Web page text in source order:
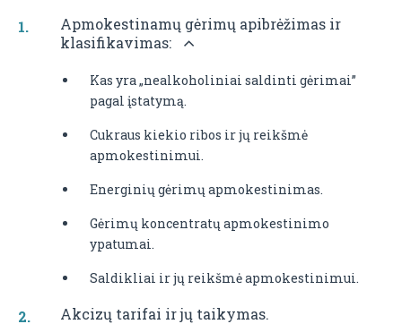
Apmokestinamų gėrimų apibrėžimas ir
klasifikavimas:
Kas yra „nealkoholiniai saldinti gėrimai”
pagal įstatymą.
Cukraus kiekio ribos ir jų reikšmė
apmokestinimui.
Energinių gėrimų apmokestinimas.
Gėrimų koncentratų apmokestinimo
ypatumai.
Saldikliai ir jų reikšmė apmokestinimui.
Akcizų tarifai ir jų taikymas.